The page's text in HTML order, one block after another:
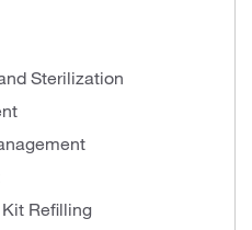
Sterilization
Refilling